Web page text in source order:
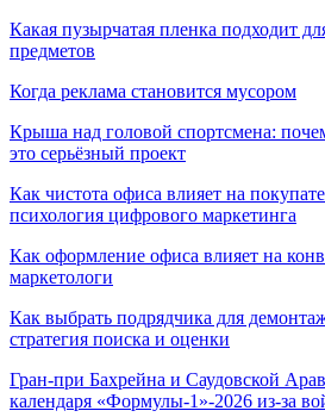
Какая пузырчатая пленка подходит
предметов
Когда реклама становится мусором
Крыша над головой спортсмена:
это серьёзный проект
Как чистота офиса влияет на
психология цифрового маркетинга
Как оформление офиса влияет на
маркетологи
Как выбрать подрядчика для
стратегия поиска и оценки
Гран-при Бахрейна и Саудовской
календаря «Формулы-1»-2026 из-за